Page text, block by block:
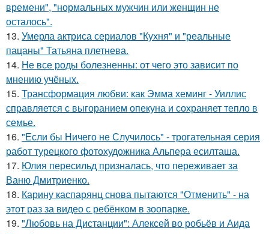
времени", "нормальных мужчин или женщин не
осталось".
13. Умерла актриса сериалов "Кухня" и "реальные
пацаны" Татьяна плетнева.
14. Не все роды болезненны: от чего это зависит по
мнению учёных.
15. Трансформация любви: как Эмма хеминг - Уиллис
справляется с выгоранием опекуна и сохраняет тепло в
семье.
16. "Если бы Ничего не Случилось" - трогательная серия
работ турецкого фотохудожника Альпера есилташа.
17. Юлия пересильд призналась, что переживает за
Ваню Дмитриенко.
18. Карину каспарянц снова пытаются "Отменить" - на
этот раз за видео с ребёнком в зоопарке.
19. "Любовь на Дистанции": Алексей во робьёв и Аида